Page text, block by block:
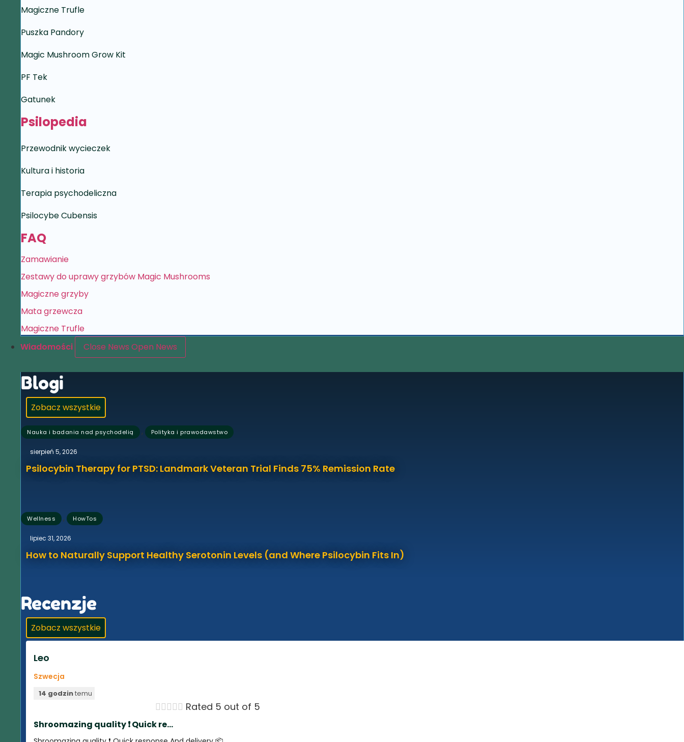
Magiczne Trufle
Puszka Pandory
Magic Mushroom Grow Kit
PF Tek
Gatunek
Psilopedia
Przewodnik wycieczek
Kultura i historia
Terapia psychodeliczna
Psilocybe Cubensis
FAQ
Zamawianie
Zestawy do uprawy grzybów Magic Mushrooms
Magiczne grzyby
Mata grzewcza
Magiczne Trufle
Wiadomości
Close News Open News
Blogi
Zobacz wszystkie
Nauka i badania nad psychodelią , Polityka i prawodawstwo
sierpień 5, 2026
Psilocybin Therapy for PTSD: Landmark Veteran Trial Finds 75% Remission Rate
Wellness , HowTos
lipiec 31, 2026
How to Naturally Support Healthy Serotonin Levels (and Where Psilocybin Fits In)
Recenzje
Zobacz wszystkie
Leo
Szwecja
14 godzintemu
 Rated 5 out of 5
Shroomazing quality ❗️ Quick re...